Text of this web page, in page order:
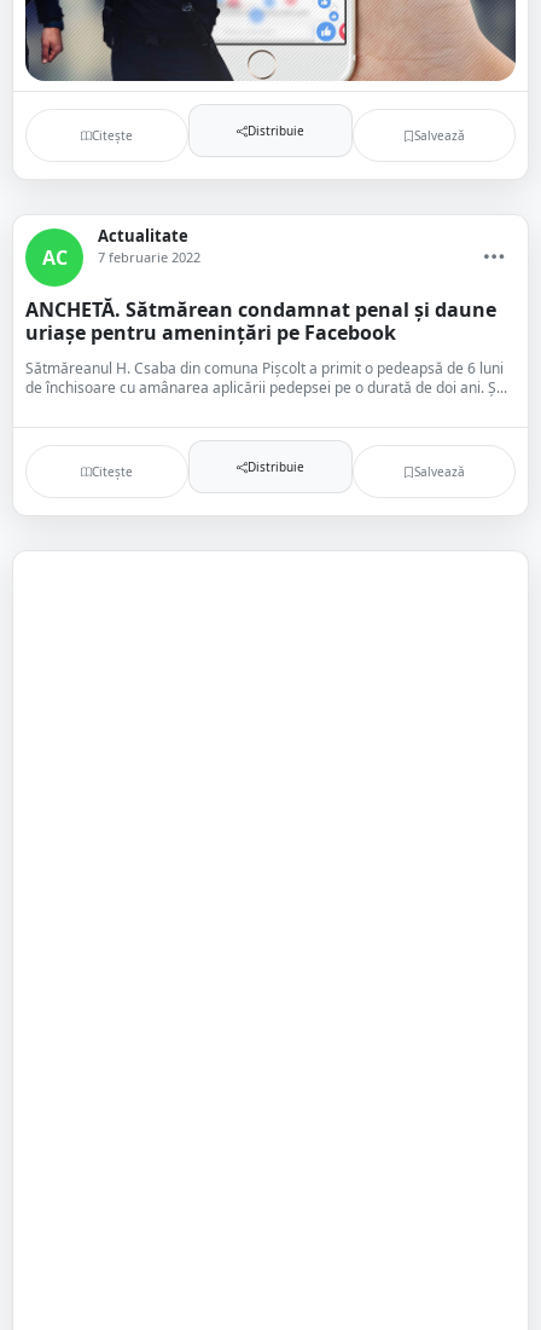
Citește Distribuie Salvează
AC
Actualitate
7 februarie 2022
ANCHETĂ. Sătmărean condamnat penal și daune
uriașe pentru amenințări pe Facebook
Sătmăreanul H. Csaba din comuna Pișcolt a primit o pedeapsă de 6 luni
de închisoare cu amânarea aplicării pedepsei pe o durată de doi ani. Ș...
Citește Distribuie Salvează